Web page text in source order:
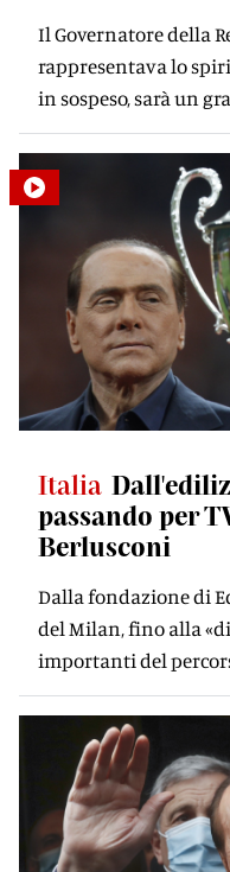
Il Governatore della
rappresentava lo
in sospeso, sarà un
Italia
passando per
Berlusconi
Dalla fondazione di
del Milan, fino alla
importanti del